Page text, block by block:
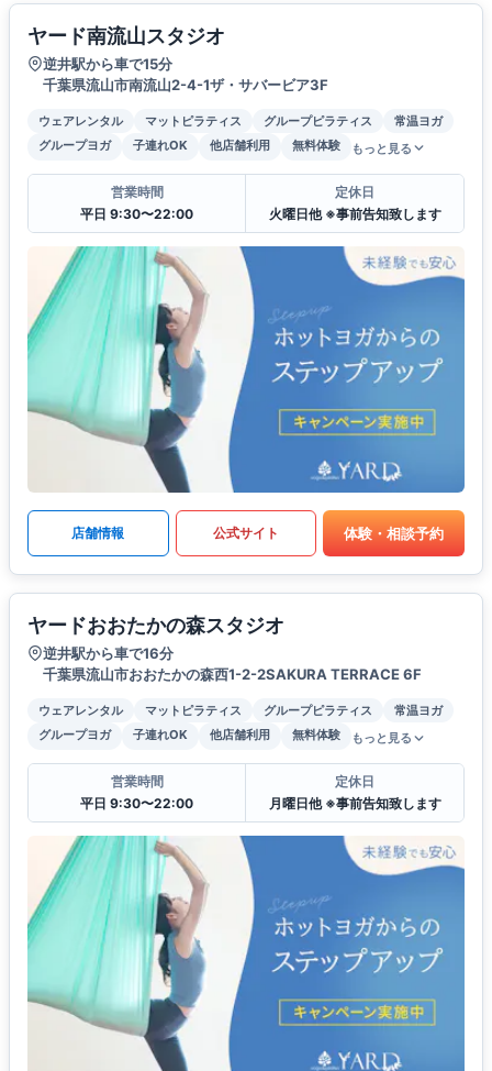
ヤード南流山スタジオ
逆井駅から車で15分
千葉県流山市南流山2-4-1ザ・サバービア3F
ウェアレンタル マットピラティス グループピラティス
常温ヨガ
グループヨガ
子連れOK 他店舗利用 無料体験 もっと見る
営業時間
平日 9:30〜22:00
定休日
火曜日他 ※事前告知致します
店舗情報 公式サイト 体験・相談予約
ヤードおおたかの森スタジオ
逆井駅から車で16分
千葉県流山市おおたかの森西1-2-2SAKURA TERRACE 6F
ウェアレンタル マットピラティス グループピラティス
常温ヨガ
グループヨガ
子連れOK 他店舗利用 無料体験 もっと見る
営業時間
平日 9:30〜22:00
定休日
月曜日他 ※事前告知致します